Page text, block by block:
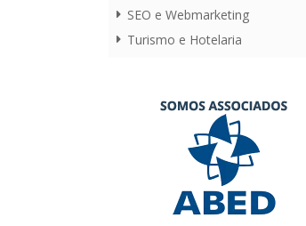
SEO e Webmarketing
Turismo e Hotelaria